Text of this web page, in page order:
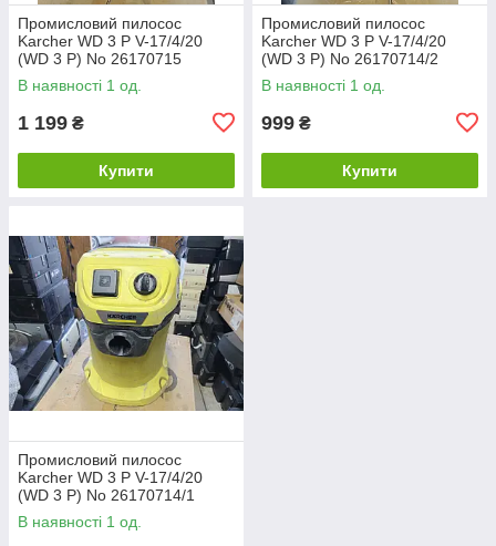
Промисловий пилосос
Karcher WD 3 P V-17/4/20
(WD 3 P) No 26170715
В наявності 1 од.
1 199 ₴
Купити
Промисловий пилосос
Karcher WD 3 P V-17/4/20
(WD 3 P) No 26170714/2
В наявності 1 од.
999 ₴
Купити
Промисловий пилосос
Karcher WD 3 P V-17/4/20
(WD 3 P) No 26170714/1
В наявності 1 од.